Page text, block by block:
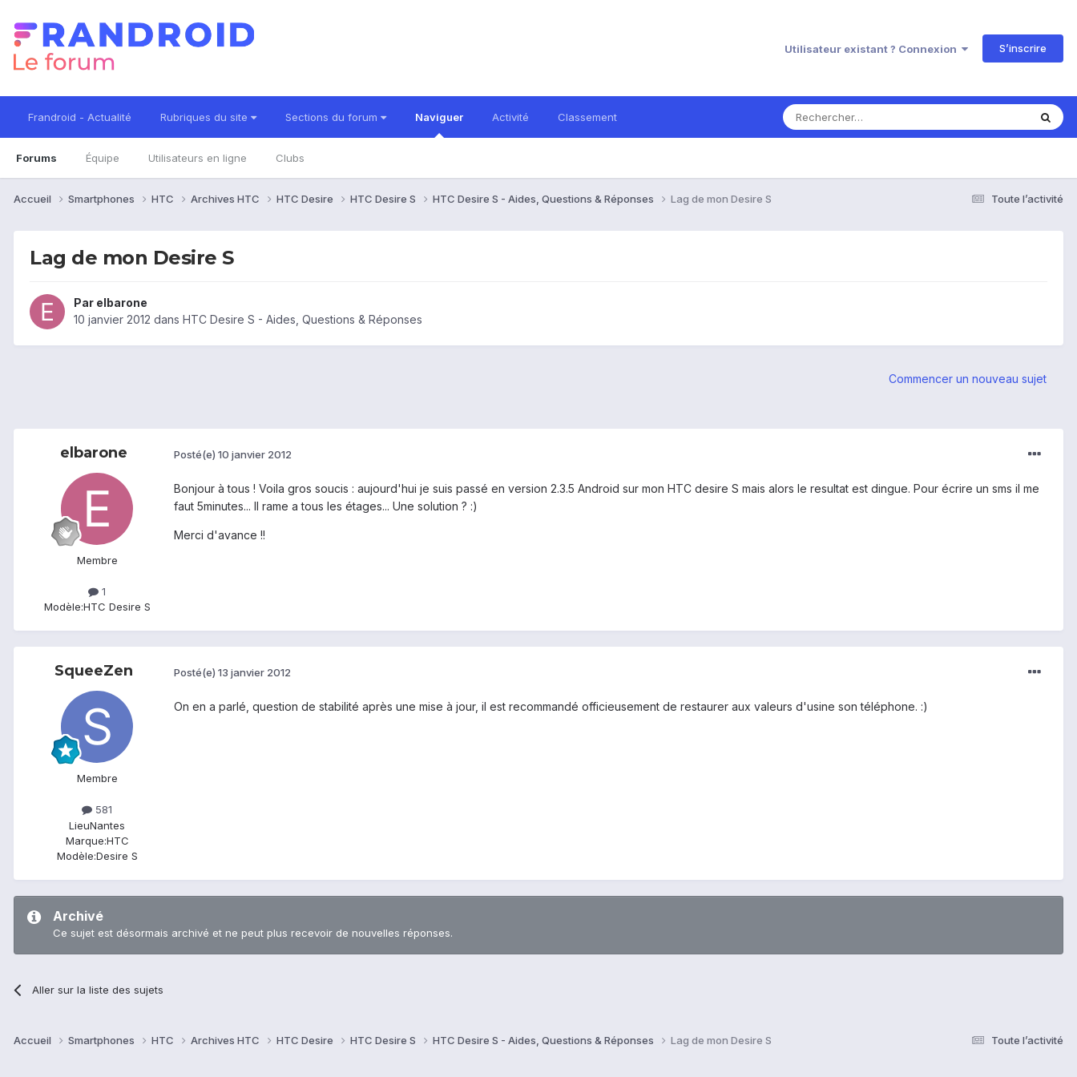
Utilisateur existant ? Connexion S’inscrire
Frandroid - Actualité Rubriques du site Sections du forum Naviguer
Forums Équipe Utilisateurs en ligne Clubs
Activité Classement
Toute l’activité
Accueil Smartphones HTC Archives HTC HTC Desire HTC Desire S HTC Desire S - Aides, Questions & Réponses Lag de mon Desire S
Lag de mon Desire S
Par elbarone
10 janvier 2012 dans HTC Desire S - Aides, Questions & Réponses
Commencer un nouveau sujet
elbarone
Membre
1
Modèle:HTC Desire S
Posté(e) 10 janvier 2012
Bonjour à tous ! Voila gros soucis : aujourd'hui je suis passé en version 2.3.5 Android sur mon HTC desire S mais alors le resultat est dingue. Pour écrire un sms il me
faut 5minutes... Il rame a tous les étages... Une solution ? :)
Merci d'avance !!
SqueeZen
Membre
581
LieuNantes
Marque:HTC
Modèle:Desire S
Posté(e) 13 janvier 2012
On en a parlé, question de stabilité après une mise à jour, il est recommandé officieusement de restaurer aux valeurs d'usine son téléphone. :)
Archivé
Ce sujet est désormais archivé et ne peut plus recevoir de nouvelles réponses.
Aller sur la liste des sujets
Toute l’activité
Accueil Smartphones HTC Archives HTC HTC Desire HTC Desire S HTC Desire S - Aides, Questions & Réponses Lag de mon Desire S